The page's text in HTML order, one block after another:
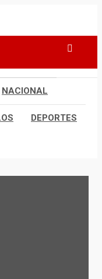
NACIONAL
DEPORTES